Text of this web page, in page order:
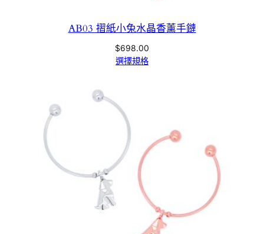
AB03 摺紙小兔水晶香薰手鏈
$698.00
選擇規格